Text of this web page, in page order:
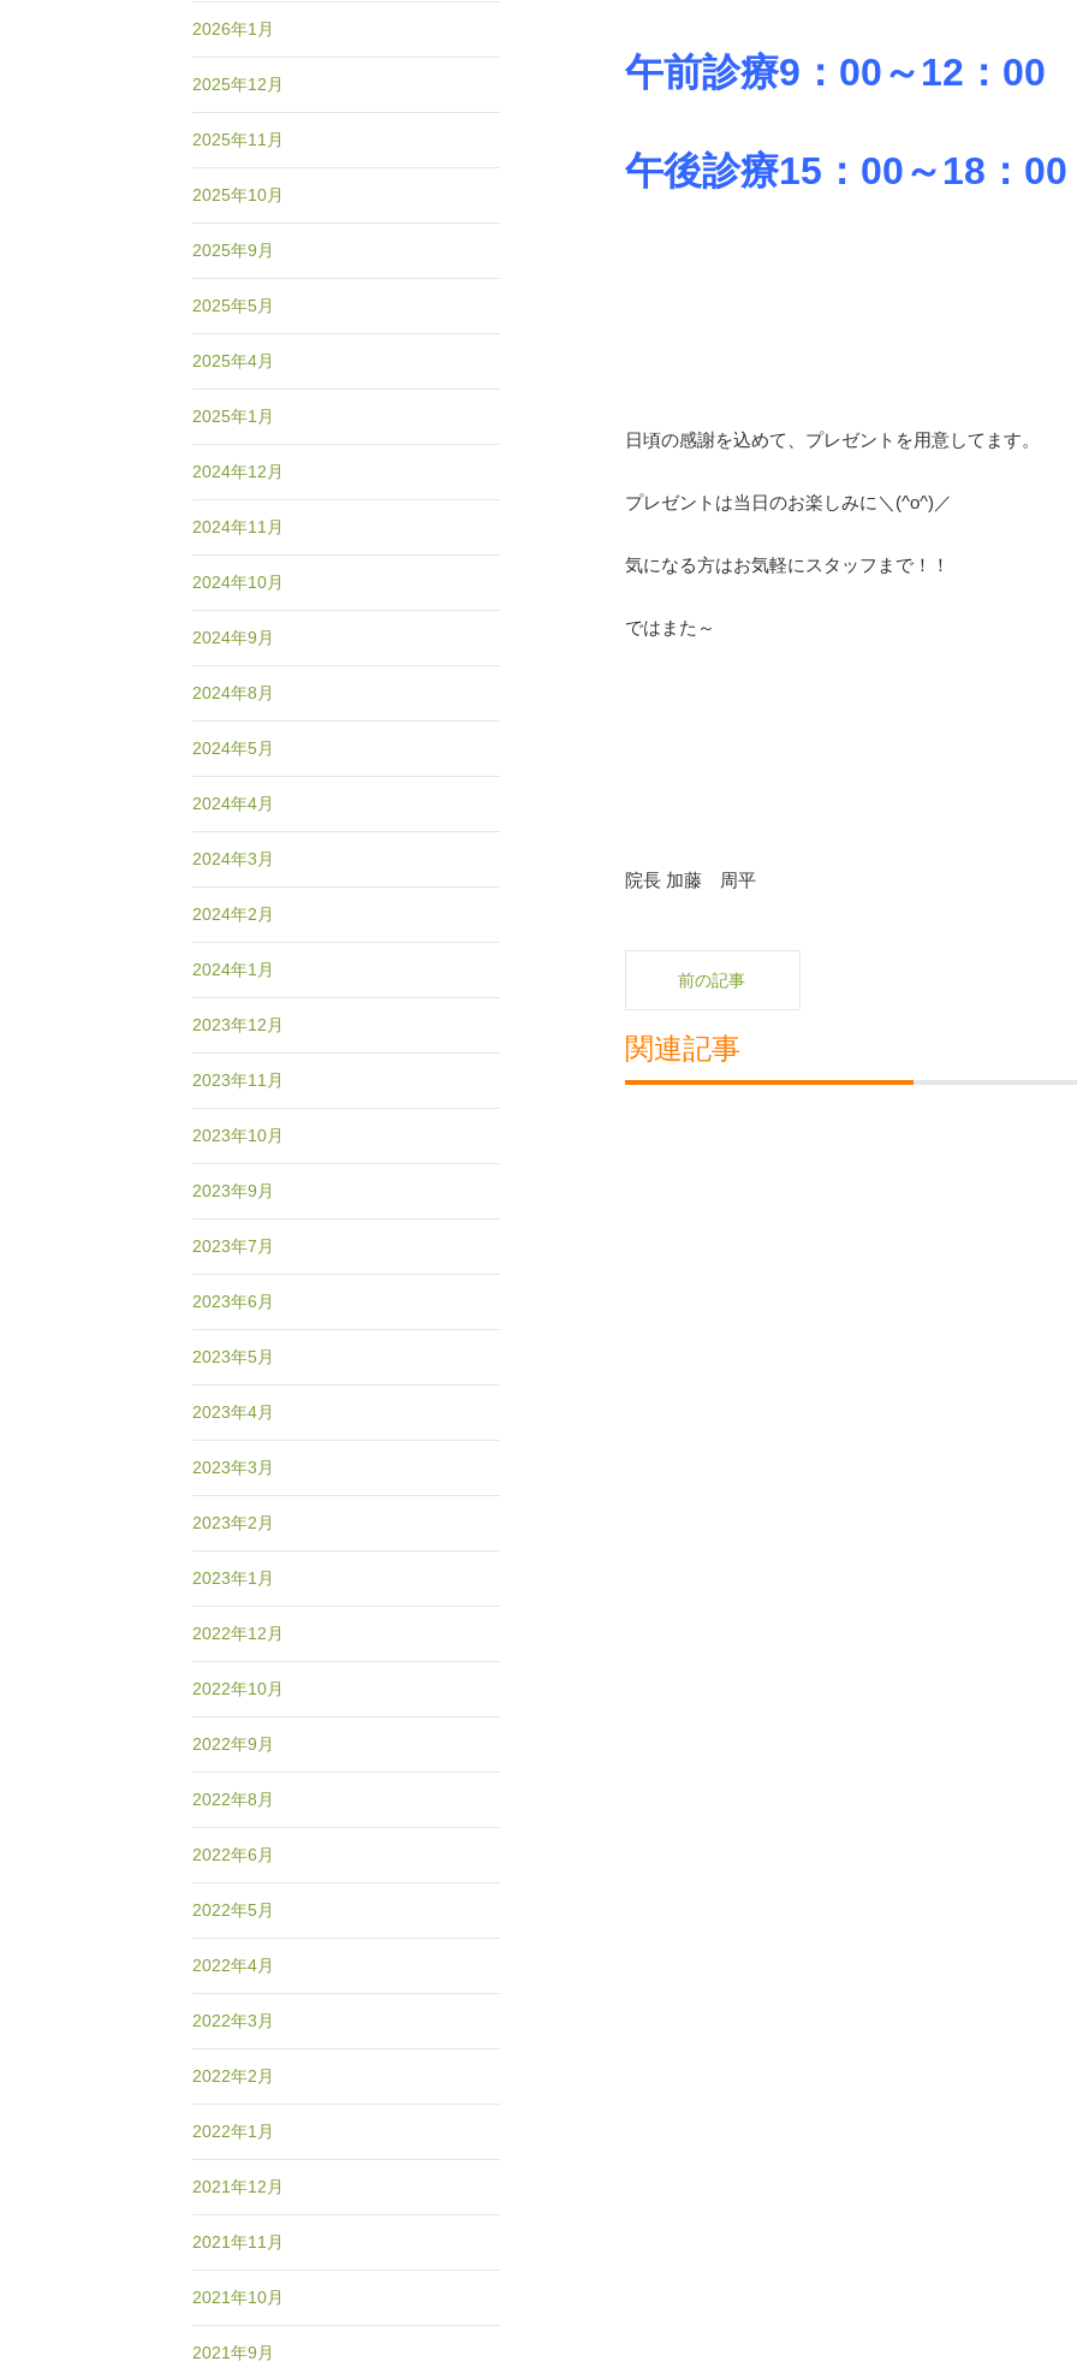
午前診療9：00～12：00
午後診療15：00～18：00
日頃の感謝を込めて、プレゼントを用意してます。
プレゼントは当日のお楽しみに＼(^o^)／
気になる方はお気軽にスタッフまで！！
ではまた～
院長 加藤 周平
前の記事
関連記事
2026年1月
2025年12月
2025年11月
2025年10月
2025年9月
2025年5月
2025年4月
2025年1月
2024年12月
2024年11月
2024年10月
2024年9月
2024年8月
2024年5月
2024年4月
2024年3月
2024年2月
2024年1月
2023年12月
2023年11月
2023年10月
2023年9月
2023年7月
2023年6月
2023年5月
2023年4月
2023年3月
2023年2月
2023年1月
2022年12月
2022年10月
2022年9月
2022年8月
2022年6月
2022年5月
2022年4月
2022年3月
2022年2月
2022年1月
2021年12月
2021年11月
2021年10月
2021年9月